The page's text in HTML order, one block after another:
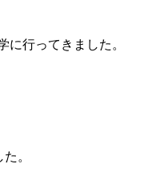
行ってきました。
。